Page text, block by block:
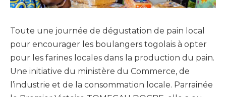
Toute une journée de dégustation de pain local
pour encourager les boulangers togolais à opter
pour les farines locales dans la production du pain.
Une initiative du ministère du Commerce, de
l’industrie et de la consommation locale. Parrainée